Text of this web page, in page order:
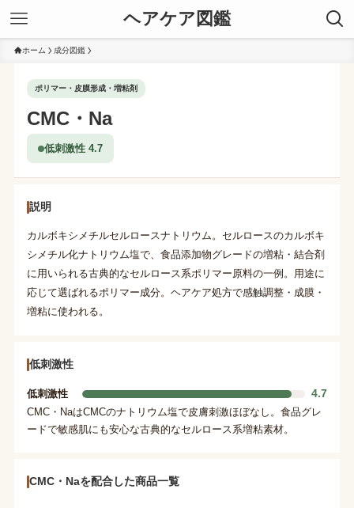
ヘアケア図鑑
ホーム 成分図鑑
ポリマー・皮膜形成・増粘剤
CMC・Na
低刺激性 4.7
説明
カルボキシメチルセルロースナトリウム。セルロースのカルボキ
シメチル化ナトリウム塩で、食品添加物グレードの増粘・結合剤
に用いられる古典的なセルロース系ポリマー原料の一例。用途に
応じて選ばれるポリマー成分。ヘアケア処方で感触調整・成膜・
増粘に使われる。
低刺激性
低刺激性 4.7
CMC・NaはCMCのナトリウム塩で皮膚刺激ほぼなし。食品グレ
ードで敏感肌にも安心な古典的なセルロース系増粘素材。
CMC・Naを配合した商品一覧